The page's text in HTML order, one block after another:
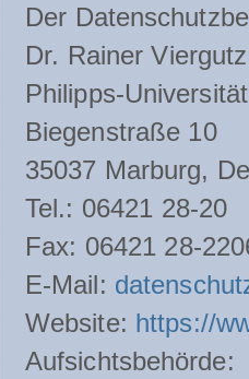
Der
Dr. Rainer Viergutz
Philipps-
Biegenstraße 10
35037 Marburg,
Tel.: 06421 28-20
Fax: 06421 28-
E-Mail:
Website: https://
Aufsichtsbehörde: